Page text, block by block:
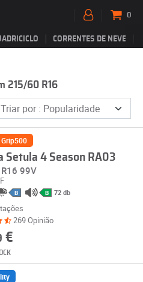
CORRENTES DE NEVE
0
215/60 R16
Setula 4 Season RA03
99V
B B 72 db
269 Opinião
€